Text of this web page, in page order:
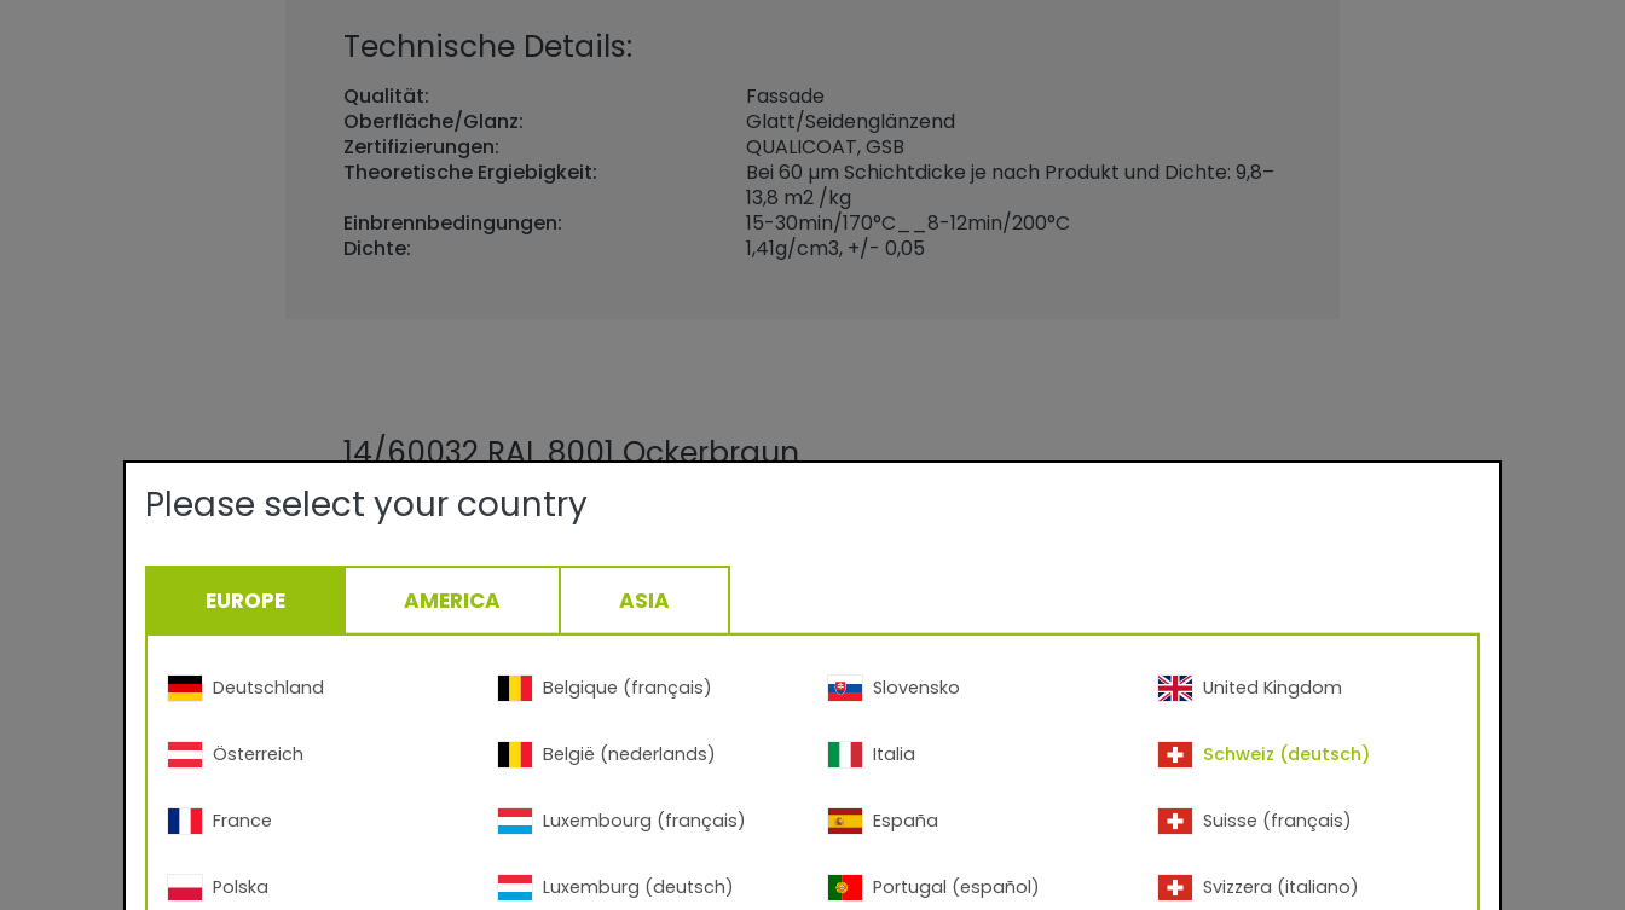
Technische Details:
Qualität:
Fassade
Oberfläche/Glanz:
Glatt/Seidenglänzend
Zertifizierungen:
QUALICOAT, GSB
Theoretische Ergiebigkeit:
Bei 60 µm Schichtdicke je nach Produkt und Dichte: 9,8–
13,8 m2 /kg
Einbrennbedingungen:
15-30min/170°C__8-12min/200°C
Dichte:
1,41g/cm3, +/- 0,05
14/60032 RAL 8001 Ockerbraun
Pulverbeschichtung für Metallfassaden und Stahlbau, Polyesterbasis, Glanzgrad ca. 70 ± 5 nach
Gardner ISO 2813 – 60° Messwinkel; Corona-Applikation.
Das klassische Produkt für die Königsdisziplin der Beschichtungsindustrie: dem dekorativen
Veredeln von Profilen und Blechen für Fassaden. Im Einschicht-Verfahren entstehen langlebige,
Please select your country
EUROPE AMERICA ASIA
Deutschland
Österreich
France
Polska
Belgique (français)
België (nederlands)
Luxembourg (français)
Luxemburg (deutsch)
Slovensko
Italia
España
Portugal (español)
United Kingdom
Schweiz (deutsch)
Suisse (français)
Svizzera (italiano)